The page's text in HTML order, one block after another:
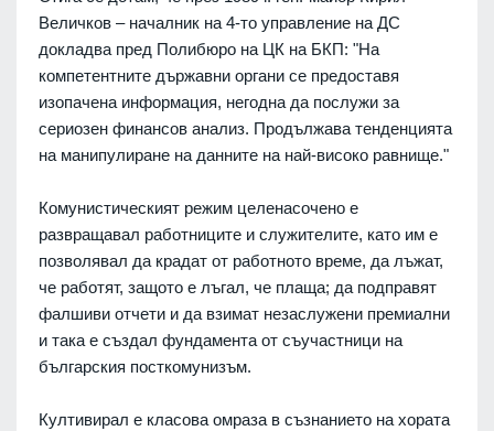
Величков – началник на 4-то управление на ДС
докладва пред Полибюро на ЦК на БКП: "На
компетентните държавни органи се предоставя
изопачена информация, негодна да послужи за
сериозен финансов анализ. Продължава тенденцията
на манипулиране на данните на най-високо равнище."
Комунистическият режим целенасочено е
развращавал работниците и служителите, като им е
позволявал да крадат от работното време, да лъжат,
че работят, защото е лъгал, че плаща; да подправят
фалшиви отчети и да взимат незаслужени премиални
и така е създал фундамента от съучастници на
българския посткомунизъм.
Култивирал е класова омраза в съзнанието на хората